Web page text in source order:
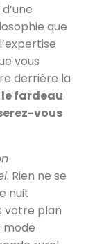
que
vous
derrière la
fardeau
vous
. Rien ne se
nuit
votre plan
mode